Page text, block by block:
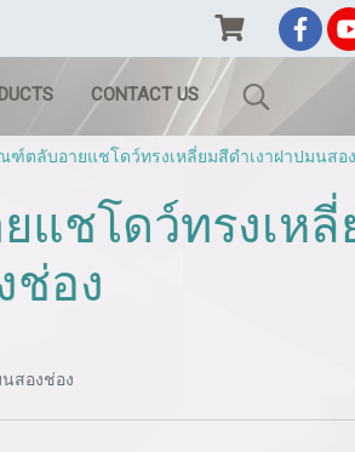
CONTACT US
ฑ์ตลับอายแชโดว์ทรงเหลี่ยมสีดำเงาฝาปมนสอ
ชโดว์ทรงเหลี่
ช่อง
สองช่อง